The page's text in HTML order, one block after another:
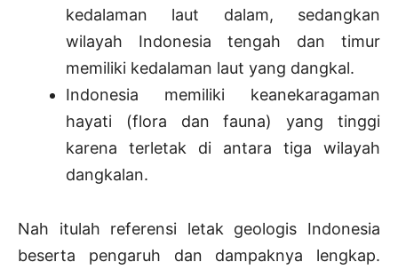
kedalaman laut dalam, sedangkan
wilayah Indonesia tengah dan timur
memiliki kedalaman laut yang dangkal.
Indonesia memiliki keanekaragaman
hayati (flora dan fauna) yang tinggi
karena terletak di antara tiga wilayah
dangkalan.
Nah itulah referensi letak geologis Indonesia
beserta pengaruh dan dampaknya lengkap.